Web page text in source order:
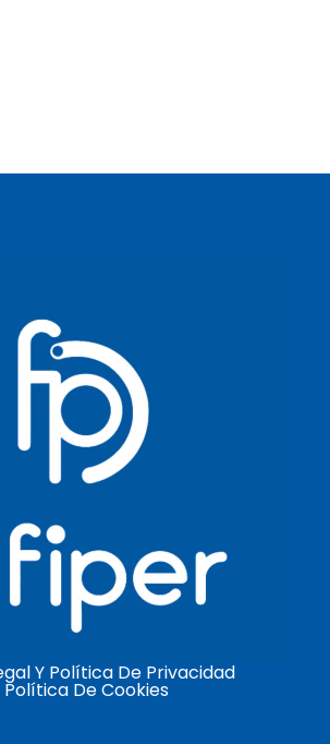
Y Política De Privacidad
Política De Cookies